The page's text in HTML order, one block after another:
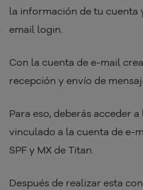
la información de tu cuenta
email login.
Con la cuenta de e-mail
recepción y envío de
Para eso, deberás acceder
vinculado a la cuenta de e-
SPF y MX de Titan.
Después de realizar esta